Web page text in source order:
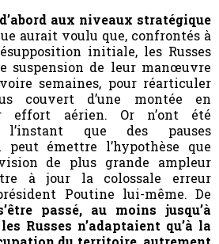
aux niveaux stratégique
aurait voulu que, confrontés à
initiale, les Russes
suspension de leur manœuvre
semaines, pour réarticuler
couvert d’une montée en
effort aérien. Or n’ont été
l’instant que des pauses
peut émettre l’hypothèse que
de plus grande ampleur
à jour la colossale erreur
Poutine lui-même. De
passé, au moins jusqu’à
Russes n’adaptaient qu’à la